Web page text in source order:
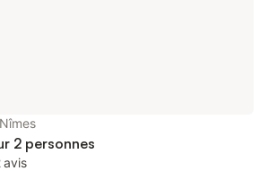
2 personnes
avis